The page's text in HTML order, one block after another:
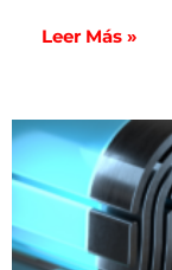
Leer Más »